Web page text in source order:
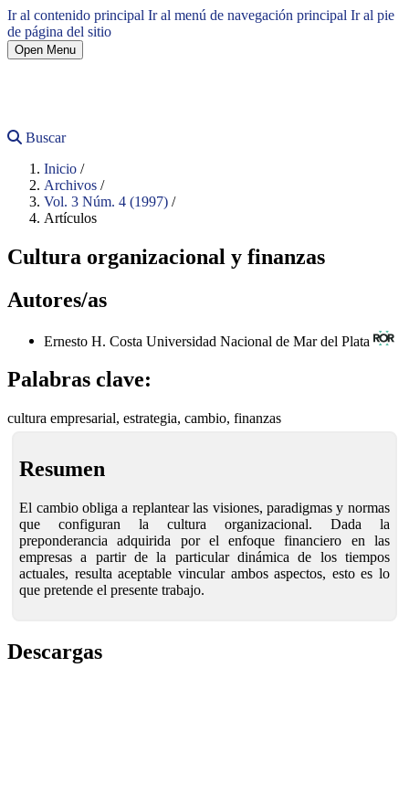
Ir al contenido principal Ir al menú de navegación principal Ir al pie
de página del sitio
Open Menu
Buscar
Inicio /
Archivos /
Vol. 3 Núm. 4 (1997) /
Artículos
Cultura organizacional y finanzas
Autores/as
Ernesto H. Costa Universidad Nacional de Mar del Plata
Palabras clave:
cultura empresarial, estrategia, cambio, finanzas
Resumen
El cambio obliga a replantear las visiones, paradigmas y normas
que configuran la cultura organizacional. Dada la
preponderancia adquirida por el enfoque financiero en las
empresas a partir de la particular dinámica de los tiempos
actuales, resulta aceptable vincular ambos aspectos, esto es lo
que pretende el presente trabajo.
Descargas